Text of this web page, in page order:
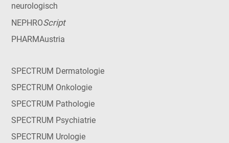
neurologisch
NEPHROScript
PHARMAustria
SPECTRUM Dermatologie
SPECTRUM Onkologie
SPECTRUM Pathologie
SPECTRUM Psychiatrie
SPECTRUM Urologie